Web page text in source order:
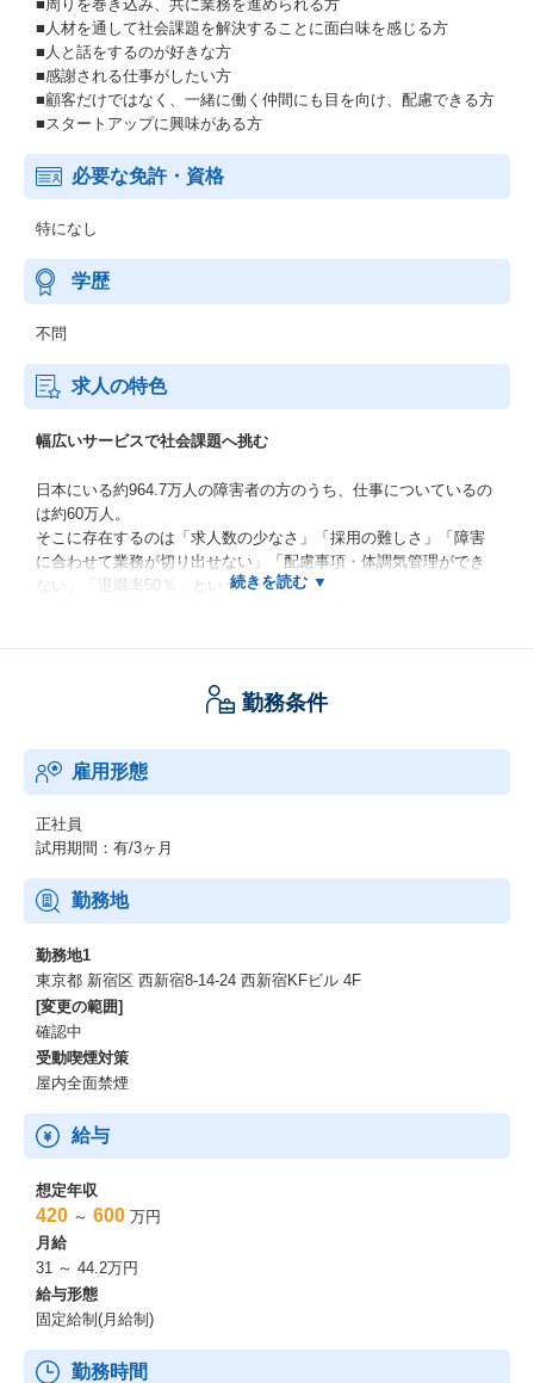
■周りを巻き込み、共に業務を進められる方
■人材を通して社会課題を解決することに面白味を感じる方
■人と話をするのが好きな方
■感謝される仕事がしたい方
■顧客だけではなく、一緒に働く仲間にも目を向け、配慮できる方
■スタートアップに興味がある方
必要な免許・資格
特になし
学歴
不問
求人の特色
幅広いサービスで社会課題へ挑む
日本にいる約964.7万人の障害者の方のうち、仕事についているの
は約60万人。
そこに存在するのは「求人数の少なさ」「採用の難しさ」「障害
に合わせて業務が切り出せない」「配慮事項・体調気管理ができ
ない」「退職率50％」という5つの壁。
事業の在り方は、「 社会課題を解決してインフラサービスを創る
組織の拡大フェーズでともに成長する
2024年4月に障害者の法定雇用率が2.5％へ引き上げとなり、ます
ます需要が高まっている障害者雇用。
2019年にオープンした障害者雇用向け総合求人サイトも日本最大
級となり、9年目の当社は急拡大・急成長のフェーズを迎えていま
す。RA（リクルーティングアドバイザー）・CA（キャリアアドバ
イザー）が在籍する「紹介事業部」の昨年度の実績は前年比150％
以上の成長を記録し、今期についてはさらに170％の成長を目指し
ており、会社と共に”確実に”成長できる環境がここにあります。
勤務条件
雇用形態
正社員
試用期間：有/3ヶ月
勤務地
勤務地1
東京都 新宿区 西新宿8-14-24 西新宿KFビル 4F
[変更の範囲]
確認中
受動喫煙対策
屋内全面禁煙
給与
想定年収
420 ～ 600 万円
月給
31 ～ 44.2万円
給与形態
固定給制(月給制)
勤務時間